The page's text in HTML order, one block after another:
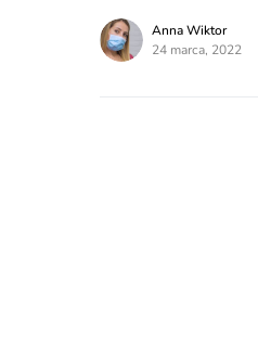
Anna Wiktor
24 marca, 2022